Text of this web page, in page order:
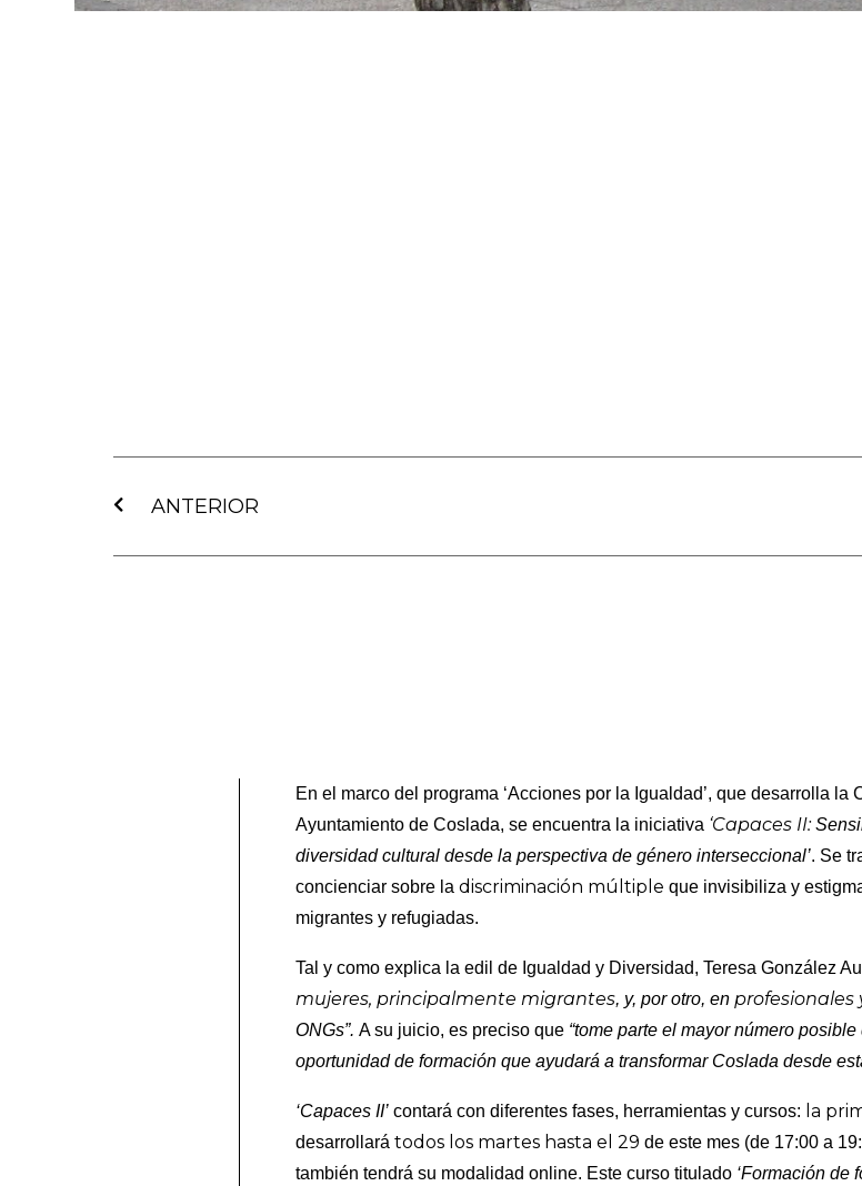
ANTERIOR
En el marco del programa ‘Acciones por la Igualdad’, que desarrolla
Ayuntamiento de Coslada, se encuentra la iniciativa ‘Capaces II:
diversidad cultural desde la perspectiva de género interseccional’. Se
concienciar sobre ladiscriminación múltiple que invisibiliza y
migrantes y refugiadas.
Tal y como explica la edil de Igualdad y Diversidad, Teresa González
mujeres, principalmente migrantes, y, por otro, en profesionales
ONGs”.A su juicio, es preciso que “tome parte el mayor número
oportunidad de formación que ayudará a transformar Coslada desde
‘Capaces II’ contará con diferentes fases, herramientas y cursos: la
desarrollará todos los martes hasta el 29 de este mes (de 17:00 a
también tendrá su modalidad online. Este curso titulado ‘Formación de